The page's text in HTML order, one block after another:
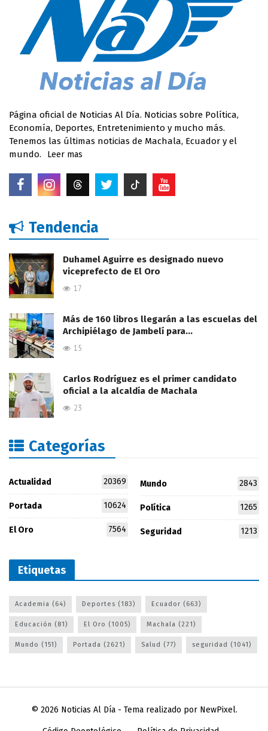
Página oficial de Noticias Al Día. Noticias sobre Política,
Economía, Deportes, Entretenimiento y mucho más.
Tenemos las últimas noticias de Machala, Ecuador y el
mundo.
Leer mas
Tendencia
Duhamel Aguirre es designado nuevo
viceprefecto de El Oro
17
Más de 160 libros llegarán a las escuelas del
Archipiélago de Jambelí para…
15
Carlos Rodríguez es el primer candidato
oficial a la alcaldía de Machala
23
Categorías
Actualidad 20369
Portada 10624
El Oro 7564
Mundo 2843
Política 1265
Seguridad 1213
Etiquetas
Academia (64) Deportes (183) Ecuador (663)
Educación (81) El Oro (1005) Machala (221)
Mundo (151) Portada (2621) Salud (77) seguridad (1041)
© 2026 Noticias Al Día- Tema realizado por NewPixel.